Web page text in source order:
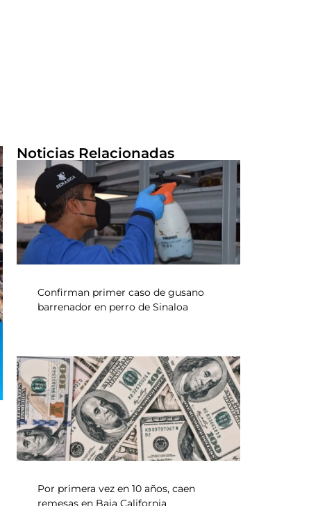
Noticias Relacionadas
Confirman primer caso de gusano
barrenador en perro de Sinaloa
Por primera vez en 10 años, caen
remesas en Baja California